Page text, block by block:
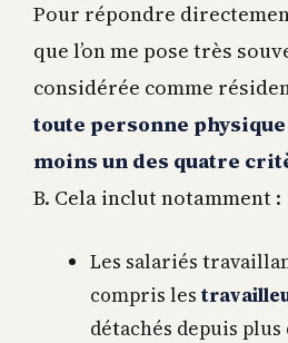
Pour répondre
que l’on me pose très
considérée comme
toute personne
moins un des quatre
B. Cela inclut notamment :
Les salariés
compris les
détachés depuis plus